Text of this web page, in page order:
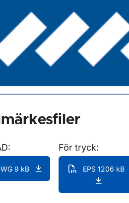
9 kB
För tryck:
EPS 1206 kB